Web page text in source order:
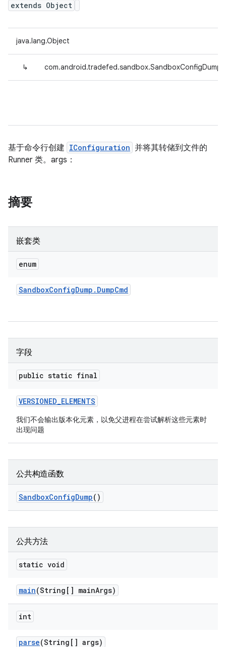
extends Object
java.lang.Object
↳ com.android.tradefed.sandbox.SandboxConfigDump
基于命令行创建 IConfiguration 并将其转储到文件的
Runner 类。args：
摘要
嵌套类
enum
SandboxConfigDump . DumpCmd
字段
public static final
VERSIONED_ELEMENTS
我们不会输出版本化元素，以免父进程在尝试解析这些元素时
出现问题
公共构造函数
SandboxConfigDump()
公共方法
static void
main(String[] mainArgs)
int
parse(String[] args)